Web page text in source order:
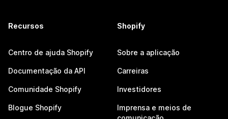
Recursos
Centro de ajuda Shopify
Documentação da API
Comunidade Shopify
Blogue Shopify
Shopify
Sobre a aplicação
Carreiras
Investidores
Imprensa e meios de